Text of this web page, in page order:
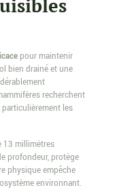
pour maintenir
bien drainé et une
recherchent
les
13 millimètres
profondeur, protège
physique empêche
environnant.